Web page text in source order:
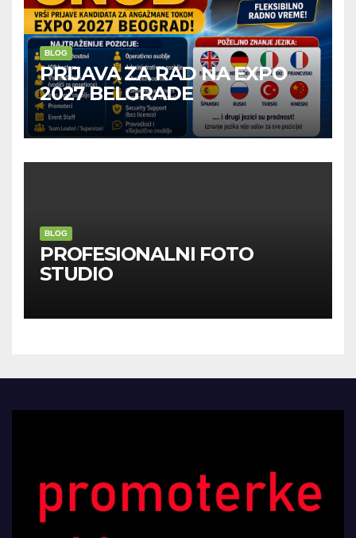
BLOG
PRIJAVA ZA RAD NA EXPO
2027 BELGRADE
BLOG
PROFESIONALNI FOTO
STUDIO